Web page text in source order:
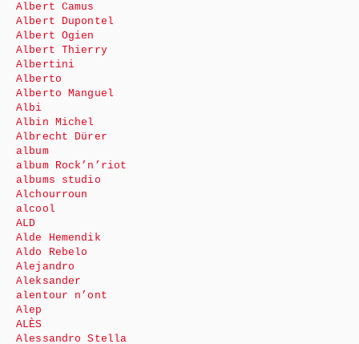
Albert Camus
Albert Dupontel
Albert Ogien
Albert Thierry
Albertini
Alberto
Alberto Manguel
Albi
Albin Michel
Albrecht Dürer
album
album Rock’n’riot
albums studio
Alchourroun
alcool
ALD
Alde Hemendik
Aldo Rebelo
Alejandro
Aleksander
alentour n’ont
Alep
ALÈS
Alessandro Stella